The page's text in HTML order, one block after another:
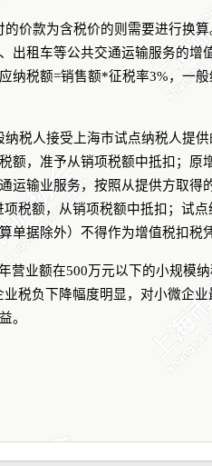
的价款为含税价的则需要进行换
出租车等公共交通运输服务的增
纳税额=销售额*征税率3%，一
纳税人接受上海市试点纳税人提
额，准予从销项税额中抵扣；原
运输业服务，按照从提供方取得
项税额，从销项税额中抵扣；试
单据除外）不得作为增值税扣税
营业额在500 万元以下的小规模
业税负下降幅度明显，对小微企
。